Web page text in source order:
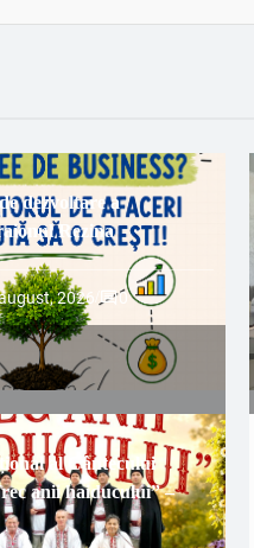
dezvoltare a
Rezina
2026 0
al Cântecului
anii haiducului” –